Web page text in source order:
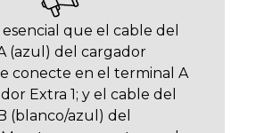
esencial que el cable del
(azul) del cargador
conecte en el terminal A
Extra 1; y el cable del
(blanco/azul) del